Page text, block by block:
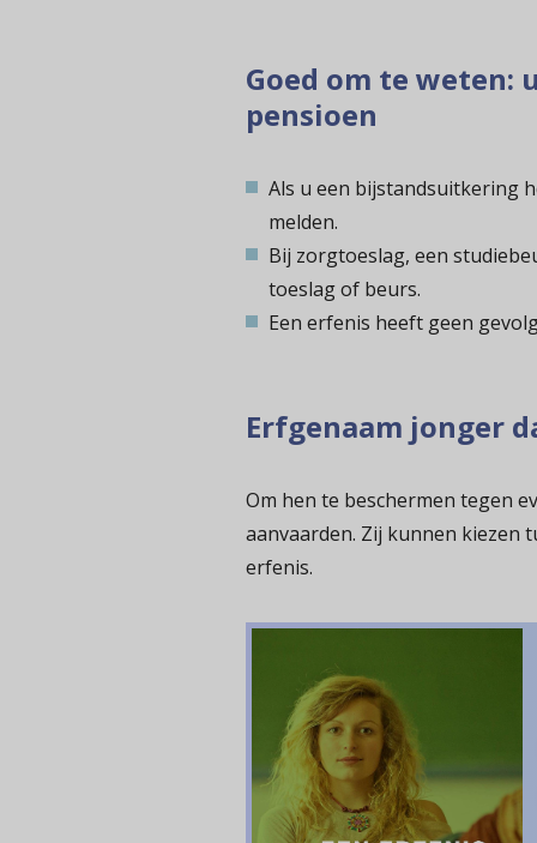
Goed om te weten:
pensioen
Als u een bijstandsuitkering
melden.
Bij zorgtoeslag, een
toeslag of beurs.
Een erfenis heeft geen
Erfgenaam jonger
Om hen te beschermen tegen
aanvaarden. Zij kunnen kiezen
erfenis.